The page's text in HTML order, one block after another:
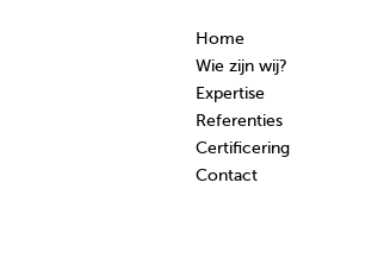
Home
Wie zijn wij?
Expertise
Referenties
Certificering
Contact